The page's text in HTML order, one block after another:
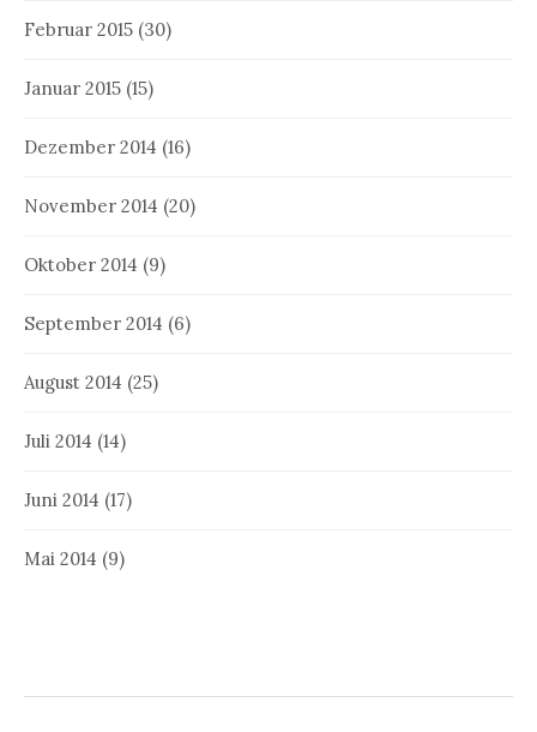
Februar 2015 (30)
Januar 2015 (15)
Dezember 2014 (16)
November 2014 (20)
Oktober 2014 (9)
September 2014 (6)
August 2014 (25)
Juli 2014 (14)
Juni 2014 (17)
Mai 2014 (9)